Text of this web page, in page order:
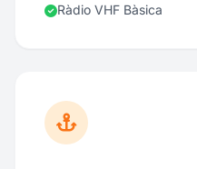
Ràdio VHF Bàsica